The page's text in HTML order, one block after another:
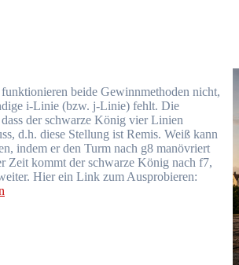
beide Gewinnmethoden nicht,
i-Linie (bzw. j-Linie) fehlt. Die
der schwarze König vier Linien
d.h. diese Stellung ist Remis. Weiß kann
indem er den Turm nach g8 manövriert
Zeit kommt der schwarze König nach f7,
Hier ein Link zum Ausprobieren: